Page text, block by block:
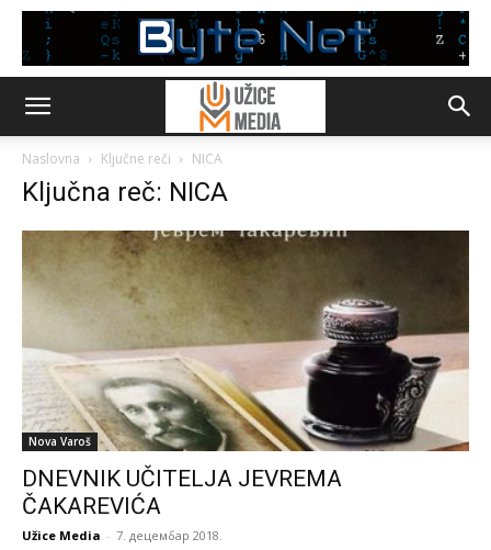
Naslovna Ključne reči NICA
Ključna reč: NICA
Nova Varoš
DNEVNIK UČITELJA JEVREMA
ČAKAREVIĆA
Užice Media - 7. децембар 2018.